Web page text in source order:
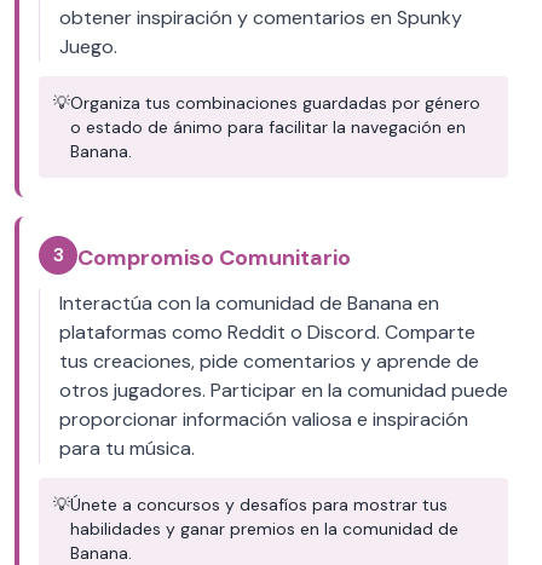
obtener inspiración y comentarios en Spunky
Juego.
💡Organiza tus combinaciones guardadas por género
o estado de ánimo para facilitar la navegación en
Banana.
3 Compromiso Comunitario
Interactúa con la comunidad de Banana en
plataformas como Reddit o Discord. Comparte
tus creaciones, pide comentarios y aprende de
otros jugadores. Participar en la comunidad puede
proporcionar información valiosa e inspiración
para tu música.
💡Únete a concursos y desafíos para mostrar tus
habilidades y ganar premios en la comunidad de
Banana.